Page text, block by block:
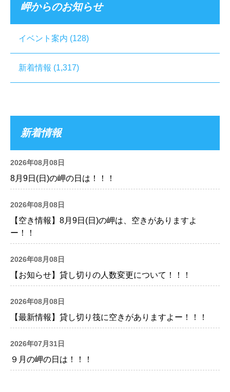
岬からのお知らせ
イベント案内 (128)
新着情報 (1,317)
新着情報
2026年08月08日
8月9日(日)の岬の日は！！！
2026年08月08日
【空き情報】8月9日(日)の岬は、空きがありますよ
ー！！
2026年08月08日
【お知らせ】貸し切りの人数変更について！！！
2026年08月08日
【最新情報】貸し切り筏に空きがありますよー！！！
2026年07月31日
９月の岬の日は！！！